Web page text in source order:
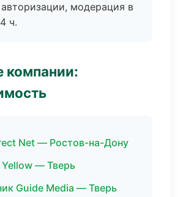
модерация в
ч.
компании:
Net — Ростов-на-Дону
— Тверь
Guide Media — Тверь